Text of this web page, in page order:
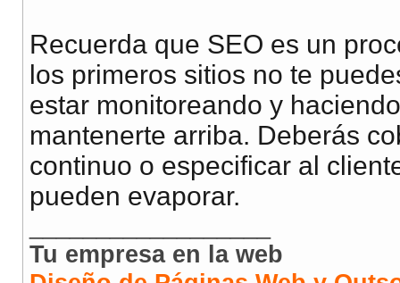
Recuerda que SEO es un
los primeros sitios no te
estar monitoreando y
mantenerte arriba. Deberás
continuo o especificar al
pueden evaporar.
Tu empresa en la web